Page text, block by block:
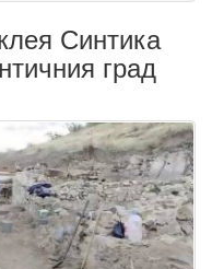
Синтика
град